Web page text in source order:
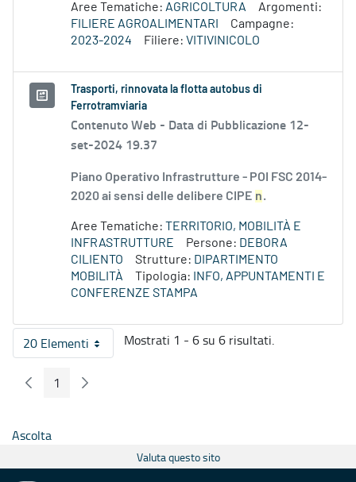
Aree Tematiche: AGRICOLTURA
Argomenti:
FILIERE AGROALIMENTARI
Campagne:
2023-2024
Filiere: VITIVINICOLO
Trasporti, rinnovata la flotta autobus di
Ferrotramviaria
Contenuto Web - Data di Pubblicazione 12-
set-2024 19.37
Piano Operativo Infrastrutture - POI FSC 2014-
2020 ai sensi delle delibere CIPE n.
Aree Tematiche: TERRITORIO, MOBILITÀ E
INFRASTRUTTURE
Persone: DEBORA
CILIENTO
Strutture: DIPARTIMENTO
MOBILITÀ
Tipologia:
INFO, APPUNTAMENTI E
CONFERENZE STAMPA
20 ElementiPer pagina
Mostrati 1 - 6 su 6 risultati.
Pagina Precedente
Pagina
1 Pagina Seguente
Ascolta
Valuta questo sito